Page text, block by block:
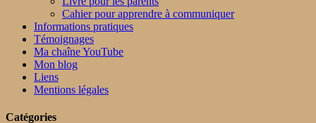
Cahier pour apprendre à communiquer
Informations pratiques
Témoignages
Ma chaîne YouTube
Mon blog
Liens
Mentions légales
Catégories